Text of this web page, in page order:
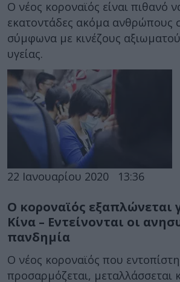
Ο νέος κοροναϊός είναι πιθανό
εκατοντάδες ακόμα ανθρώπους
σύμφωνα με κινέζους
υγείας.
22 Ιανουαρίου 2020 13:36
Ο κοροναϊός εξαπλώνεται
Κίνα – Εντείνονται οι
πανδημία
Ο νέος κοροναϊός που
προσαρμόζεται, μεταλλάσσεται